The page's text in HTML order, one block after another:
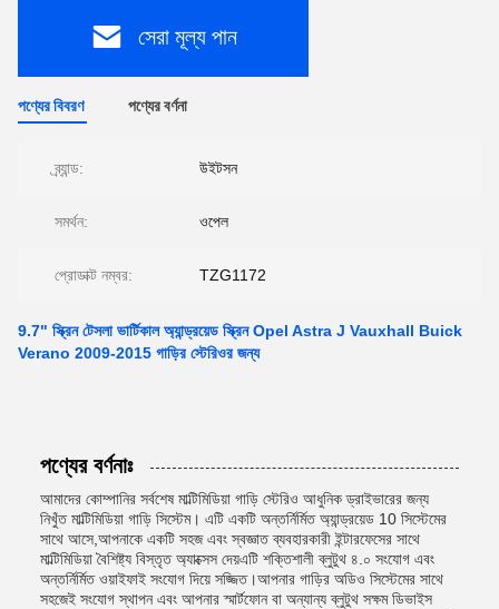
সেরা মূল্য পান
পণ্যের বিবরণ পণ্যের বর্ণনা
ব্র্যান্ড: উইটসন
সমর্থন: ওপেল
প্রোডাক্ট নম্বর: TZG1172
9.7" স্ক্রিন টেসলা ভার্টিকাল অ্যান্ড্রয়েড স্ক্রিন Opel Astra J Vauxhall Buick
Verano 2009-2015 গাড়ির স্টেরিওর জন্য
পণ্যের বর্ণনাঃ
আমাদের কোম্পানির সর্বশেষ মাল্টিমিডিয়া গাড়ি স্টেরিও আধুনিক ড্রাইভারের জন্য
নিখুঁত মাল্টিমিডিয়া গাড়ি সিস্টেম। এটি একটি অন্তর্নির্মিত অ্যান্ড্রয়েড 10 সিস্টেমের
সাথে আসে,আপনাকে একটি সহজ এবং স্বজ্ঞাত ব্যবহারকারী ইন্টারফেসের সাথে
মাল্টিমিডিয়া বৈশিষ্ট্য বিস্তৃত অ্যাক্সেস দেয়এটি শক্তিশালী ব্লুটুথ ৪.০ সংযোগ এবং
অন্তর্নির্মিত ওয়াইফাই সংযোগ দিয়ে সজ্জিত।আপনার গাড়ির অডিও সিস্টেমের সাথে
সহজেই সংযোগ স্থাপন এবং আপনার স্মার্টফোন বা অন্যান্য ব্লুটুথ সক্ষম ডিভাইস